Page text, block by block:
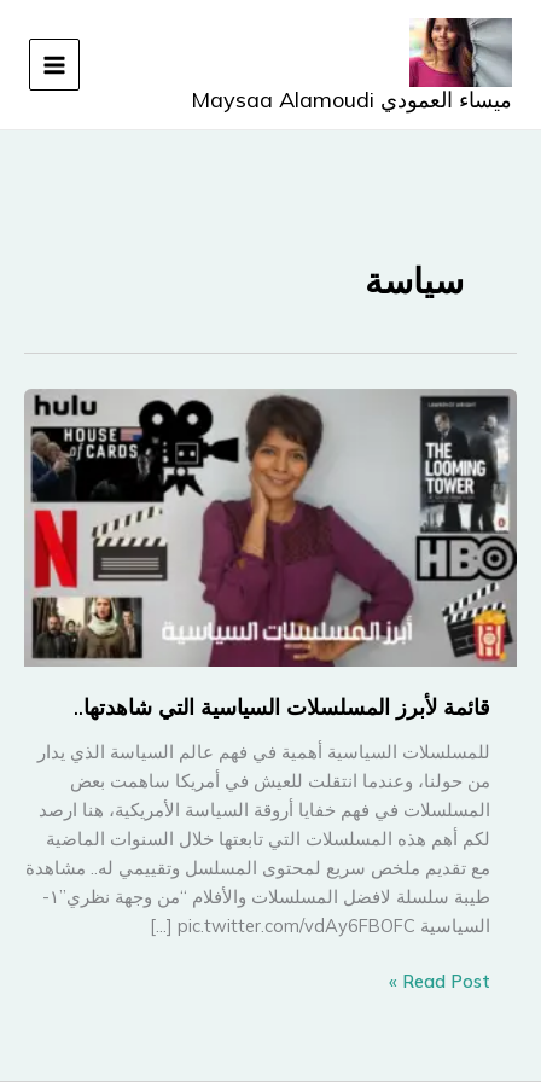
تخطي
المحتوى
ميساء العمودي Maysaa Alamoudi
سياسة
قائمة لأبرز المسلسلات السياسية التي شاهدتها..
للمسلسلات السياسية أهمية في فهم عالم السياسة الذي يدار
من حولنا، وعندما انتقلت للعيش في أمريكا ساهمت بعض
المسلسلات في فهم خفايا أروقة السياسة الأمريكية، هنا ارصد
لكم أهم هذه المسلسلات التي تابعتها خلال السنوات الماضية
مع تقديم ملخص سريع لمحتوى المسلسل وتقييمي له.. مشاهدة
طيبة سلسلة لافضل المسلسلات والأفلام “من وجهة نظري”١-
السياسية pic.twitter.com/vdAy6FBOFC […]
قائمة
Read Post »